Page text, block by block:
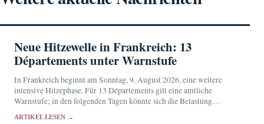
Neue Hitzewelle in Frankreich: 13
Départements unter Warnstufe
In Frankreich beginnt am Sonntag, 9. August 2026, eine weitere
intensive Hitzephase. Für 13 Départements gilt eine amtliche
Warnstufe; in den folgenden Tagen könnte sich die Belastung
ARTIKEL LESEN →